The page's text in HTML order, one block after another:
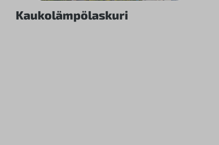
Kaukolämpölaskuri